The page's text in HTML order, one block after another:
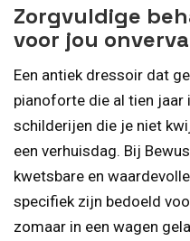
Zorgvuldige
voor jou
Een antiek dressoir dat
pianoforte die al tien
schilderijen die je niet
een verhuisdag. Bij
kwetsbare en
specifiek zijn bedoeld
zomaar in een wagen